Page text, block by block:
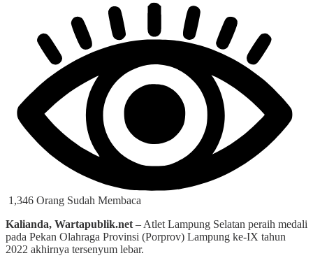
1,346 Orang Sudah Membaca
Kalianda, Wartapublik.net – Atlet Lampung Selatan peraih medali
pada Pekan Olahraga Provinsi (Porprov) Lampung ke-IX tahun
2022 akhirnya tersenyum lebar.